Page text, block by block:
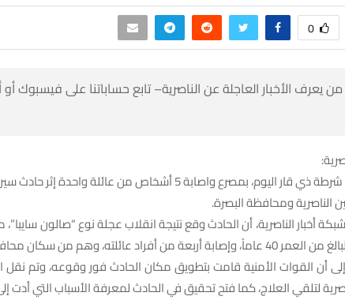
0
يعرف الأخبار العاجلة عن الناصرية– تابع حساباتنا على فيسبوك
أفاد مصدر في شرطة ذي قار اليوم، بمصرع واصابة 5 أشخاص من عائلة
الناصرية ومحافظة البصرة.
أخبار الناصرية، أن الحادث وقع نتيجة انقلاب عجلة نوع “صالون
أفراد عائلته، وهم من سكان محافظة البصرة.
أن القوات الأمنية قامت بتطويق مكان الحادث فور وقوعه، وتم نقل
لتلقي العلاج، كما فتح تحقيق في الحادث لمعرفة الأسباب التي أدت